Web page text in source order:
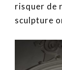
risquer de
sculpture